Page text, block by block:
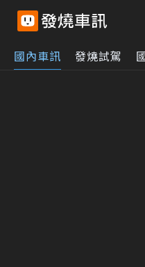
國內車訊 發燒試駕